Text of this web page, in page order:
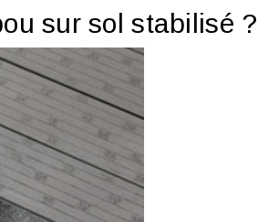
sur sol stabilisé ?